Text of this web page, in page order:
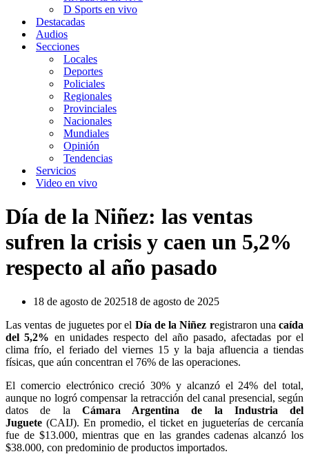
D Sports en vivo
Destacadas
Audios
Secciones
Locales
Deportes
Policiales
Regionales
Provinciales
Nacionales
Mundiales
Opinión
Tendencias
Servicios
Video en vivo
Día de la Niñez: las ventas
sufren la crisis y caen un 5,2%
respecto al año pasado
18 de agosto de 202518 de agosto de 2025
Las ventas de juguetes por el Día de la Niñez registraron una caída
del 5,2% en unidades respecto del año pasado, afectadas por el
clima frío, el feriado del viernes 15 y la baja afluencia a tiendas
físicas, que aún concentran el 76% de las operaciones.
El comercio electrónico creció 30% y alcanzó el 24% del total,
aunque no logró compensar la retracción del canal presencial, según
datos de la Cámara Argentina de la Industria del
Juguete (CAIJ). En promedio, el ticket en jugueterías de cercanía
fue de $13.000, mientras que en las grandes cadenas alcanzó los
$38.000, con predominio de productos importados.